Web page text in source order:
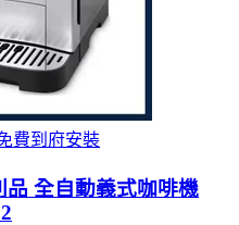
費到府安裝
全自動義式咖啡機